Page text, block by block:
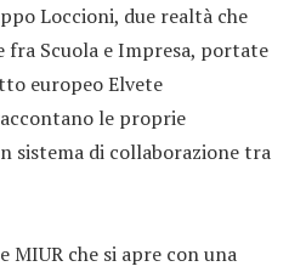
Loccioni, due realtà che
Scuola e Impresa, portate
europeo Elvete
le proprie
sistema di collaborazione tra
MIUR che si apre con una